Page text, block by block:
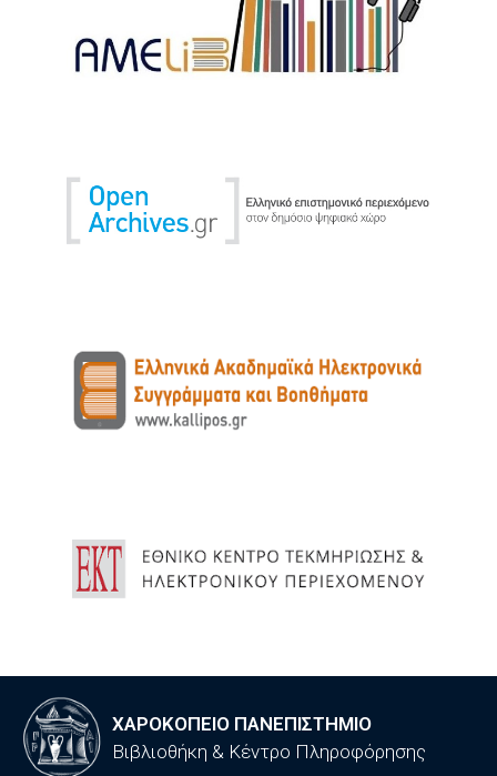
ΧΑΡΟΚΟΠΕΙΟ ΠΑΝΕΠΙΣΤΗΜΙΟ
Βιβλιοθήκη & Κέντρο Πληροφόρησης